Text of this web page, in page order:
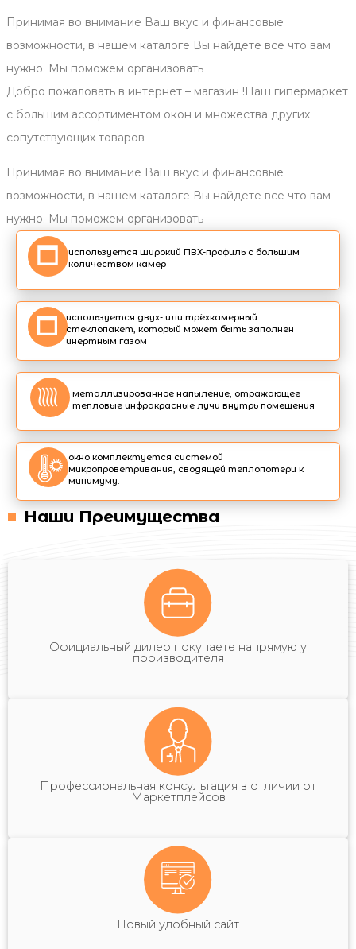
Принимая во внимание Ваш вкус и финансовые
возможности, в нашем каталоге Вы найдете все что вам
нужно. Мы поможем организовать
Добро пожаловать в интернет – магазин !Наш гипермаркет
с большим ассортиментом окон и множества других
сопутствующих товаров
Принимая во внимание Ваш вкус и финансовые
возможности, в нашем каталоге Вы найдете все что вам
нужно. Мы поможем организовать
используется широкий ПВХ-профиль с большим
количеством камер
используется двух- или трёхкамерный
стеклопакет, который может быть заполнен
инертным газом
металлизированное напыление, отражающее
тепловые инфракрасные лучи внутрь помещения
окно комплектуется системой
микропроветривания, сводящей теплопотери к
минимуму.
Наши Преимущества
Официальный дилер покупаете напрямую у
производителя
Профессиональная консультация в отличии от
Маркетплейсов
Новый удобный сайт